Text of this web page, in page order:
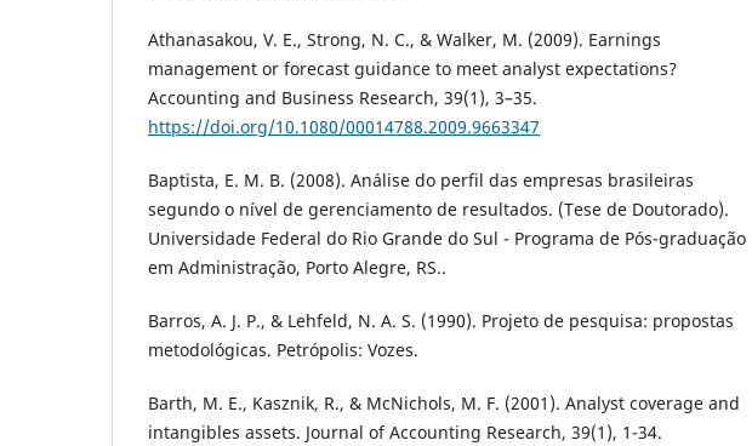
Athanasakou, V. E., Strong, N. C., & Walker, M. (2009). Earnings
management or forecast guidance to meet analyst expectations?
Accounting and Business Research, 39(1), 3–35.
https://doi.org/10.1080/00014788.2009.9663347
Baptista, E. M. B. (2008). Análise do perfil das empresas brasileiras
segundo o nível de gerenciamento de resultados. (Tese de Doutorado).
Universidade Federal do Rio Grande do Sul - Programa de Pós-graduação
em Administração, Porto Alegre, RS..
Barros, A. J. P., & Lehfeld, N. A. S. (1990). Projeto de pesquisa: propostas
metodológicas. Petrópolis: Vozes.
Barth, M. E., Kasznik, R., & McNichols, M. F. (2001). Analyst coverage and
intangibles assets. Journal of Accounting Research, 39(1), 1-34.